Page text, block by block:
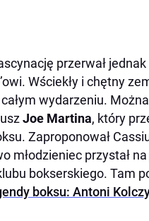
przerwał
Wściekły i chętny
wydarzeniu.
Joe Martina, który
Zaproponował
młodzieniec przystał
bokserskiego. Tam
boksu: Antoni